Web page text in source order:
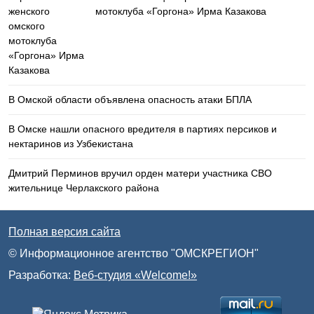
мотоклуба «Горгона» Ирма Казакова
В Омской области объявлена опасность атаки БПЛА
В Омске нашли опасного вредителя в партиях персиков и
нектаринов из Узбекистана
Дмитрий Перминов вручил орден матери участника СВО
жительнице Черлакского района
Полная версия сайта
© Информационное агентство "ОМСКРЕГИОН"
Разработка: Веб-студия «Welcome!»